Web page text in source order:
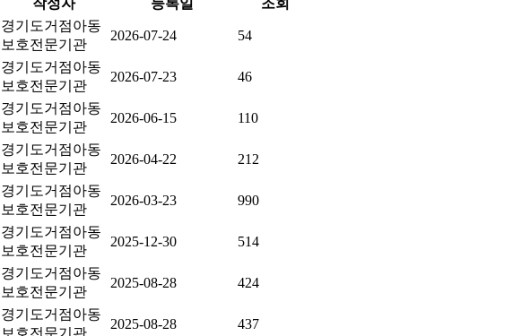
작성자 등록일 조회
경기도거점아동
보호전문기관
2026-07-24 54
경기도거점아동
보호전문기관
2026-07-23 46
경기도거점아동
보호전문기관
2026-06-15 110
경기도거점아동
보호전문기관
2026-04-22 212
경기도거점아동
보호전문기관
2026-03-23 990
경기도거점아동
보호전문기관
2025-12-30 514
경기도거점아동
보호전문기관
2025-08-28 424
경기도거점아동
보호전문기관
2025-08-28 437